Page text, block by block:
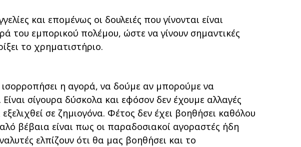
και εποµένως οι δουλειές που γίνονται είναι
του εµπορικού πολέµου, ώστε να γίνουν σηµαντικές
το χρηµατιστήριο.
ισορροπήσει η αγορά, να δούµε αν µπορούµε να
σίγουρα δύσκολα και εφόσον δεν έχουµε αλλαγές
σε ζηµιογόνα. Φέτος δεν έχει βοηθήσει καθόλου
βέβαια είναι πως οι παραδοσιακοί αγοραστές ήδη
ελπίζουν ότι θα µας βοηθήσει και το